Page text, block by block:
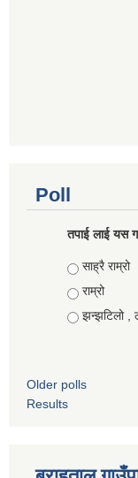
Poll
तपाई लाई यस
Choices
साह्रै राम्रो
राम्रो
झन्झटिलो ,
Older polls
Results